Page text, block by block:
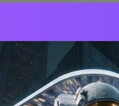
anche nell'imaging
NASA per la post-